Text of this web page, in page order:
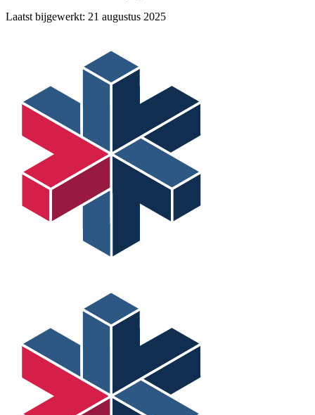
Laatst bijgewerkt: 21 augustus 2025